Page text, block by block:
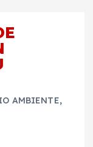
AMBIENTE,